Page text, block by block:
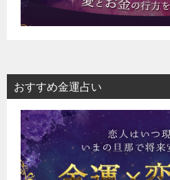
おすすめ金運占い